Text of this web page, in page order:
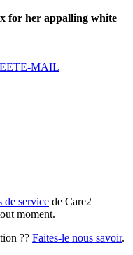
for her appalling white
E-MAIL
de service de Care2
moment.
?? Faites-le nous savoir.